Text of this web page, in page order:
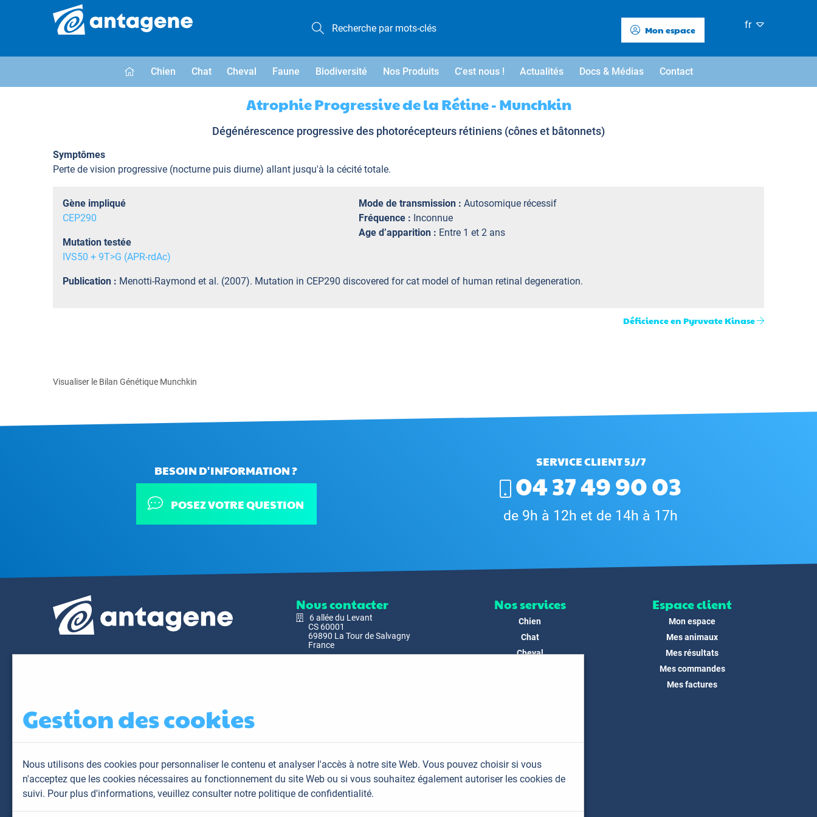
Mon espace fr
Chien Chat Cheval Faune Biodiversité Nos Produits C'est nous ! Actualités Docs & Médias Contact
Atrophie Progressive de la Rétine - Munchkin
Dégénérescence progressive des photorécepteurs rétiniens (cônes et bâtonnets)
Symptômes
Perte de vision progressive (nocturne puis diurne) allant jusqu'à la cécité totale.
Gène impliqué
CEP290
Mutation testée
IVS50 + 9T>G (APR-rdAc)
Mode de transmission : Autosomique récessif
Fréquence : Inconnue
Age d’apparition : Entre 1 et 2 ans
Publication : Menotti-Raymond et al. (2007). Mutation in CEP290 discovered for cat model of human retinal degeneration.
Déficience en Pyruvate Kinase
Visualiser le Bilan Génétique Munchkin
BESOIN D'INFORMATION ?
POSEZ VOTRE QUESTION
SERVICE CLIENT 5J/7
04 37 49 90 03
de 9h à 12h et de 14h à 17h
Nous contacter
6 allée du Levant
CS 60001
69890 La Tour de Salvagny
France
Nos services
Chien
Chat
Cheval
FAQ
Contact
Espace client
Mon espace
Mes animaux
Mes résultats
Mes commandes
Mes factures
Gestion des cookies
Nous utilisons des cookies pour personnaliser le contenu et analyser l'accès à notre site Web. Vous pouvez choisir si vous
n'acceptez que les cookies nécessaires au fonctionnement du site Web ou si vous souhaitez également autoriser les cookies de
suivi. Pour plus d'informations, veuillez consulter notre politique de confidentialité.